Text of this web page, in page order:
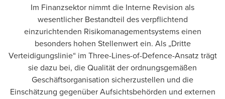
Im Finanzsektor nimmt die Interne Revision als
wesentlicher Bestandteil des verpflichtend
einzurichtenden Risikomanagementsystems einen
besonders hohen Stellenwert ein. Als „Dritte
Verteidigungslinie“ im Three-Lines-of-Defence-Ansatz trägt
sie dazu bei, die Qualität der ordnungsgemäßen
Geschäftsorganisation sicherzustellen und die
Einschätzung gegenüber Aufsichtsbehörden und externen